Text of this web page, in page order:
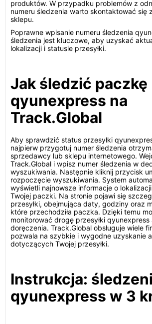
produktów. W przypadku problemów z
numeru śledzenia warto skontaktować się
sklepu.
Poprawne wpisanie numeru śledzenia
śledzenia jest kluczowe, aby uzyskać
lokalizacji i statusie przesyłki.
Jak śledzić paczkę
qyunexpress na
Track.Global
Aby sprawdzić status przesyłki
najpierw przygotuj numer śledzenia
sprzedawcy lub sklepu internetowego.
Track.Global i wpisz numer śledzenia w
wyszukiwania. Następnie kliknij przycisk
rozpoczęcie wyszukiwania. System
wyświetli najnowsze informacje o
Twojej paczki. Na stronie pojawi się
przesyłki, obejmująca daty, godziny oraz
które przechodziła paczka. Dzięki temu
monitorować drogę przesyłki qyunexpress
doręczenia. Track.Global obsługuje wiele
pozwala na szybkie i wygodne uzyskanie
dotyczących Twojej przesyłki.
Instrukcja:
qyunexpress w 3